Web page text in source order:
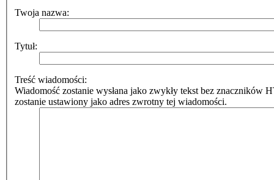
Twoja nazwa:
Tytuł:
Treść wiadomości:
Wiadomość zostanie wysłana jako zwykły tekst bez znaczników
zostanie ustawiony jako adres zwrotny tej wiadomości.